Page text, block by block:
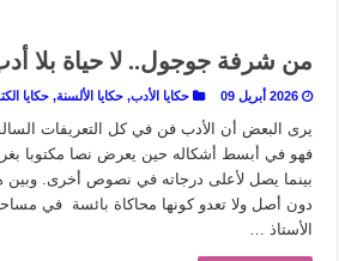
يوم شاهدت زينات صدقي على المسرح وسرحت!
من شرفة جوجول.. لا حياة بلا
2026 أبريل 09 حكايا الأدب, حكايا الألسنة, حكايا
يرى البعض أن الأدب فن في كل التعريفات
فهو في أبسط أشكاله حين يعرض نصا مكتوبا
بينما يصل لأعلى درجاته في نصوص أخرى.
دون أصل ولا تعدو كونها محاكاة بائسة في
الأستاذ …